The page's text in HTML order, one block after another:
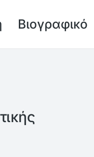
Βιογραφικό